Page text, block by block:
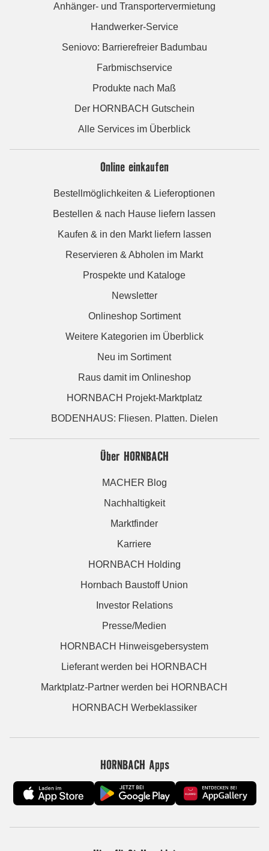
Anhänger- und Transportervermietung
Handwerker-Service
Seniovo: Barrierefreier Badumbau
Farbmischservice
Produkte nach Maß
Der HORNBACH Gutschein
Alle Services im Überblick
Online einkaufen
Bestellmöglichkeiten & Lieferoptionen
Bestellen & nach Hause liefern lassen
Kaufen & in den Markt liefern lassen
Reservieren & Abholen im Markt
Prospekte und Kataloge
Newsletter
Onlineshop Sortiment
Weitere Kategorien im Überblick
Neu im Sortiment
Raus damit im Onlineshop
HORNBACH Projekt-Marktplatz
BODENHAUS: Fliesen. Platten. Dielen
Über HORNBACH
MACHER Blog
Nachhaltigkeit
Marktfinder
Karriere
HORNBACH Holding
Hornbach Baustoff Union
Investor Relations
Presse/Medien
HORNBACH Hinweisgebersystem
Lieferant werden bei HORNBACH
Marktplatz-Partner werden bei HORNBACH
HORNBACH Werbeklassiker
HORNBACH Apps